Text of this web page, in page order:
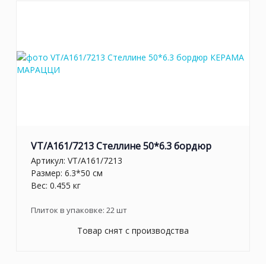
VT/A161/7213 Стеллине 50*6.3 бордюр
Артикул: VT/A161/7213
Размер: 6.3*50 см
Вес: 0.455 кг
Плиток в упаковке: 22шт
Товар снят с производства